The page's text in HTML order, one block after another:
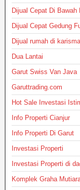
Dijual Cepat Di
Dijual Cepat Gedung
Dijual rumah di
Dua Lantai
Garut Swiss Van Java
Garuttrading.com
Hot Sale Investasi
Info Properti Cianjur
Info Properti Di Garut
Investasi Properti
Investasi Properti di
Komplek Graha